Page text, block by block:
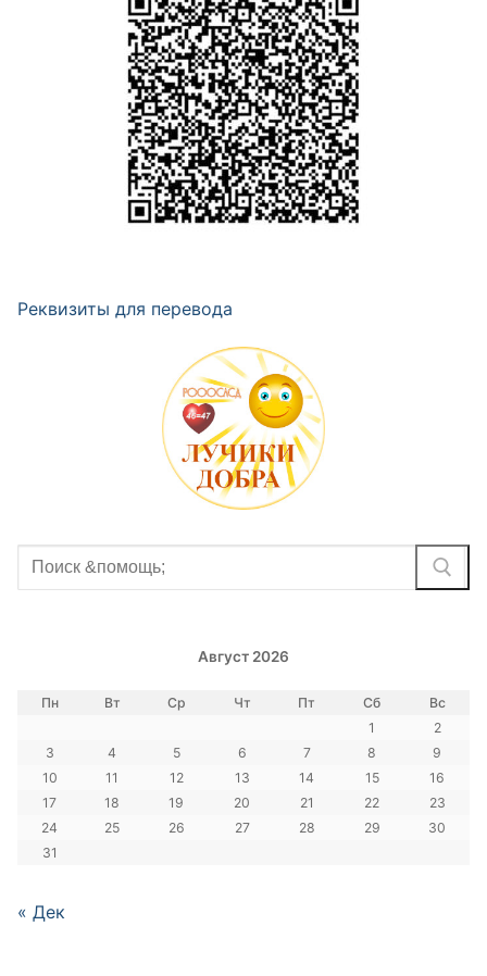
Реквизиты для перевода
Найти:
Август 2026
Пн Вт Ср Чт Пт Сб
Вс
1
2
3
4 5 6 7 8
9
10
11 12 13 14 15
16
17
18 19 20 21 22
23
24
25 26 27 28 29
30
31
« Дек